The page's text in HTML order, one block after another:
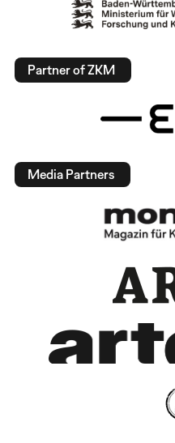
Partner of ZKM
Media Partners